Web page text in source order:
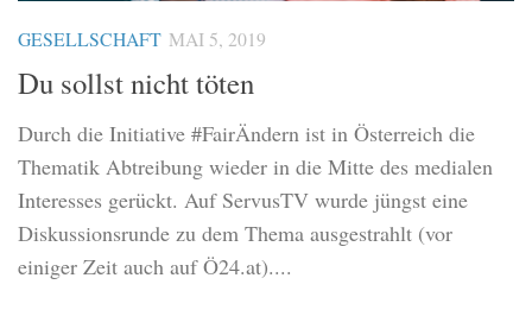
GESELLSCHAFT MAI 5, 2019
Du sollst nicht töten
Durch die Initiative #FairÄndern ist in Österreich die
Thematik Abtreibung wieder in die Mitte des medialen
Interesses gerückt. Auf ServusTV wurde jüngst eine
Diskussionsrunde zu dem Thema ausgestrahlt (vor
einiger Zeit auch auf Ö24.at)....